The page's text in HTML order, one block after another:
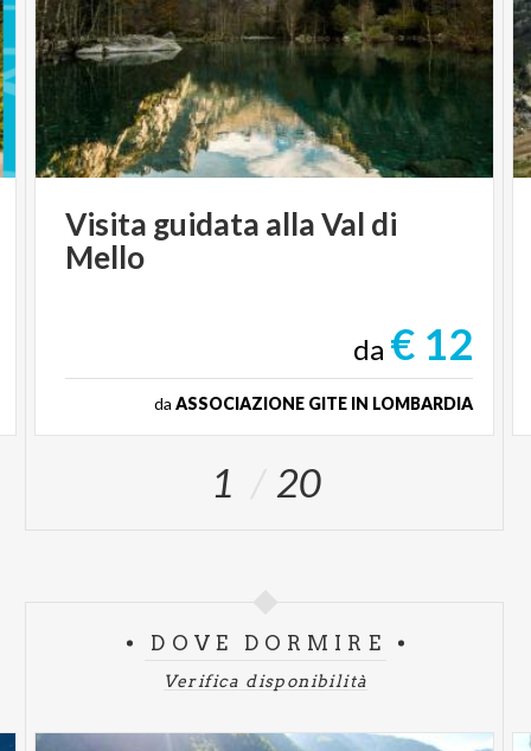
Visita guidata allaVal di
Mello
da € 12
da ASSOCIAZIONE GITE IN LOMBARDIA
1 20
DOVE DORMIRE
Verifica disponibilità